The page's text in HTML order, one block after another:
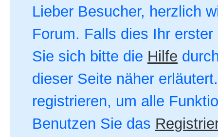
Lieber Besucher, herzlich
Forum. Falls dies Ihr
Sie sich bitte die Hilfe
dieser Seite näher
registrieren, um alle
Benutzen Sie das